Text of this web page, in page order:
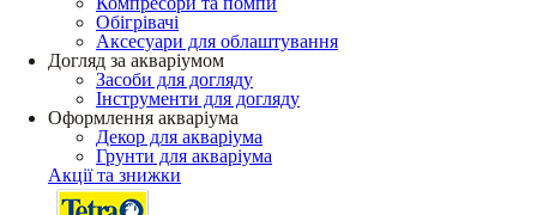
Обігрівачі
Аксесуари для облаштування
Догляд за акваріумом
Засоби для догляду
Інструменти для догляду
Оформлення акваріума
Декор для акваріума
Грунти для акваріума
Акції та знижки